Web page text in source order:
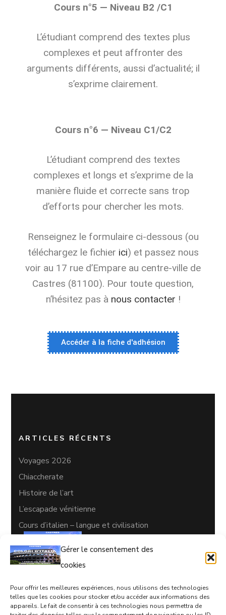
Gérer le consentement des
cookies
Pour offrir les meilleures expériences, nous utilisons des technologies
telles que les cookies pour stocker et/ou accéder aux informations des
appareils. Le fait de consentir à ces technologies nous permettra de
Cours n°5 — Niveau B2 /C1
L’étudiant comprend des textes plus
complexes et peut affronter des
arguments différents, aussi d’actualité; il
s’exprime clairement.
Cours n°6 — Niveau C1/C2
L’étudiant comprend des textes
complexes et longs et s’exprime de la
manière fluide et correcte sans trop
d’efforts pour chercher les mots.
Renseignez le formulaire ci-dessous (ou
téléchargez le fichier ici) et passez nous
voir au 17 rue d’Empare au centre-ville de
Castres (81100). Pour toute question,
n’hésitez pas à nous contacter !
Accéder à la fiche d'adhésion
ARTICLES RÉCENTS
Voyages 2026
Chiaccherate
Histoire de l’art
L’escapade vénitienne
Cours d’italien – langue et civilisation
CONTACTS
05 63 35 77 08